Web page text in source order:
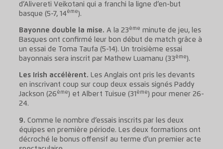
d’Alivereti Veikotani qui a franchi la ligne d’en-but
basque (5-7, 14ème).
Bayonne double la mise. A la 23ème minute de jeu, les
Basques ont confirmé leur bon début de match grâce à
un essai de Toma Taufa (5-14). Un troisième essai
bayonnais sera inscrit par Mathew Luamanu (33ème).
Les Irish accélèrent. Les Anglais ont pris les devants
en inscrivant coup sur coup deux essais signés Paddy
Jackson (26ème) et Albert Tuisue (31 ème) pour mener 26-
24.
9. Comme le nombre d’essais inscrits par les deux
équipes en première période. Les deux formations ont
décroché le bonus offensif au terme d’un premier acte